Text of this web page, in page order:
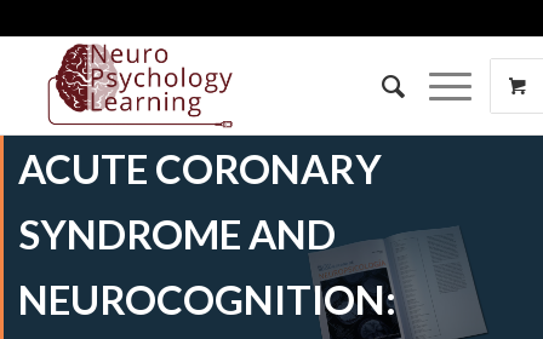
ACUTE CORONARY
SYNDROME AND
NEUROCOGNITION: